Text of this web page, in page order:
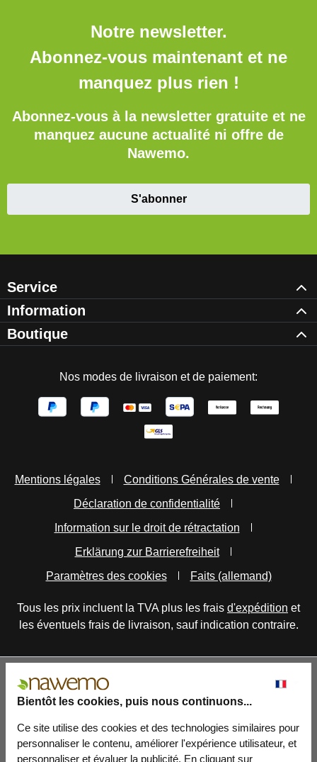
Bientôt les cookies, puis nous continuons...
Ce site utilise des cookies et des technologies similaires pour
personnaliser le contenu, améliorer l'expérience utilisateur, et
personnaliser et évaluer la publicité. En cliquant sur
Notre newsletter.
Abonnez-vous maintenant et ne
manquez plus rien !
Abonnez-vous à la newsletter gratuite et ne
manquez aucune actualité ni offre de
Nawemo.
S'abonner
Service
Information
Boutique
Nos modes de livraison et de paiement:
Mentions légales
Conditions Générales de vente
Déclaration de confidentialité
Information sur le droit de rétractation
Erklärung zur Barrierefreiheit
Paramètres des cookies
Faits (allemand)
Tous les prix incluent la TVA plus les frais d'expédition et
les éventuels frais de livraison, sauf indication contraire.